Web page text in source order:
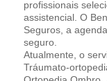
profissionais
assistencial. O
Seguros, a
seguro.
Atualmente, o
Tráumato-